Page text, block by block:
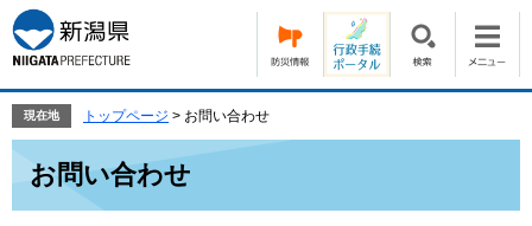
ー
ジ
の
頭
す。
ニ
ュ
ー
飛
て
現在地 トップページ > お問い合わせ
お問い合わせ